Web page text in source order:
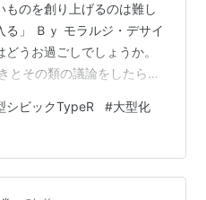
ものを創り上げるのは難し
る」 Ｂｙ モラルジ・デサイ
うお過ごしでしょうか。
とその類の議論をしたら三
を与えてくれるクルマ」
いのが歴代GT-Rである。
うだけど、国産最強のエン
ど速くて、オーナー達に
シビックTypeR #大型化